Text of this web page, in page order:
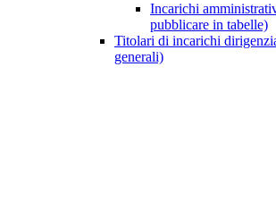
Incarichi
pubblicare in tabelle)
Titolari di incarichi
generali)